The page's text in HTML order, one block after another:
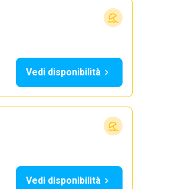
Vedi disponibilità
Vedi disponibilità